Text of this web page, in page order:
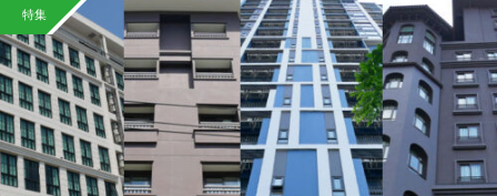
特集